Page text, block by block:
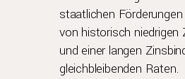
staatlichen
von historisch niedrigen
und einer langen
gleichbleibenden Raten.